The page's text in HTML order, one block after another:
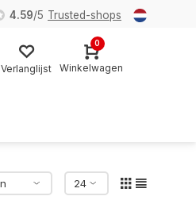
4.59/5 Trusted-shops
Verlanglijst
0
Winkelwagen